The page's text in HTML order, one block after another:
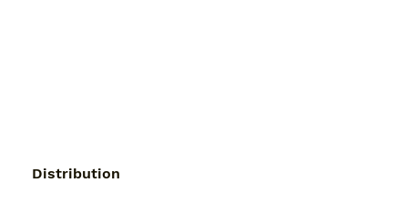
Distribution